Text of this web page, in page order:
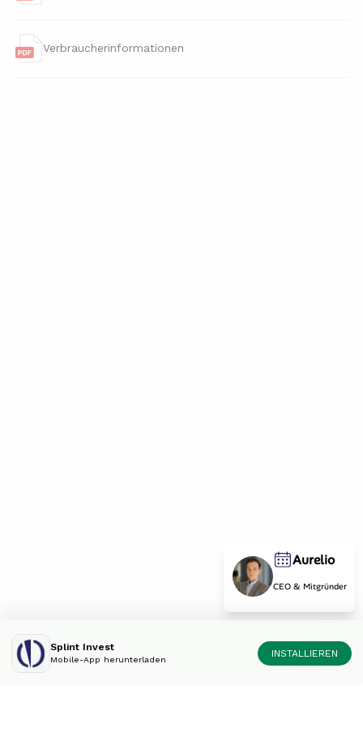
Verbraucherinformationen
Aurelio
CEO & Mitgründer
Splint Invest
Mobile-App herunterladen
INSTALLIEREN